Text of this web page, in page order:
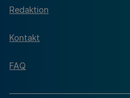
Redaktion
Kontakt
FAQ